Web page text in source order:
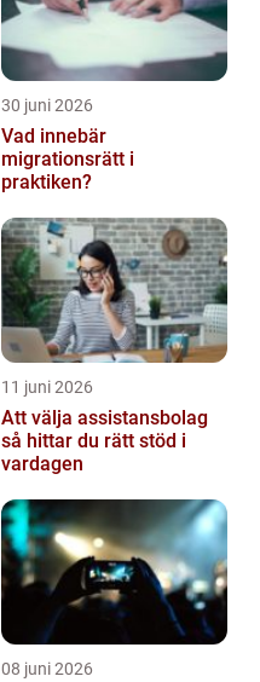
30 juni 2026
Vad innebär
migrationsrätt i
praktiken?
11 juni 2026
Att välja assistansbolag
så hittar du rätt stöd i
vardagen
08 juni 2026